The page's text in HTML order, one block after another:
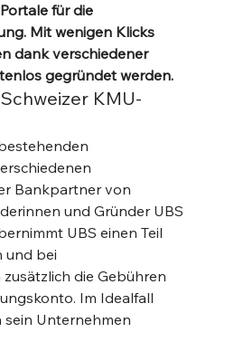
für die
Mit wenigen Klicks
dank verschiedener
gegründet werden.
KMU-
Bankpartner von
und Gründer UBS
UBS einen Teil
und bei
die Gebühren
Im Idealfall
Unternehmen